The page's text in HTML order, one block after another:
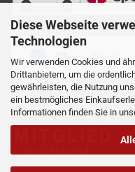
Diese Webseite
Technologien
Wir verwenden Cookies und
Drittanbietern, um die
gewährleisten, die Nutzung
ein bestmögliches
Informationen finden Sie in
SCHNELL & SICHER
WIR SIND DABEI: